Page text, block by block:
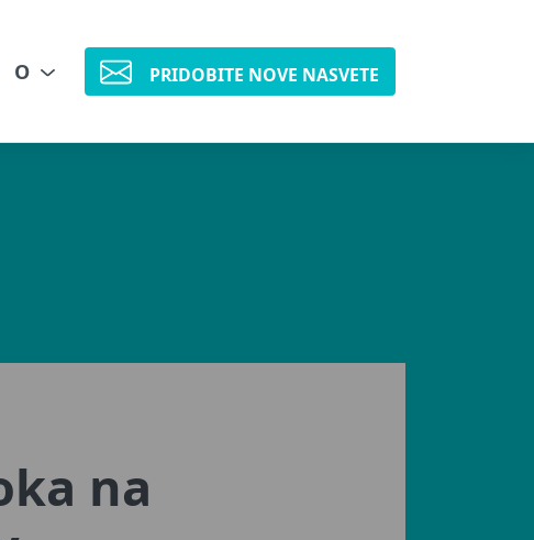
O PRIDOBITE NOVE NASVETE
na